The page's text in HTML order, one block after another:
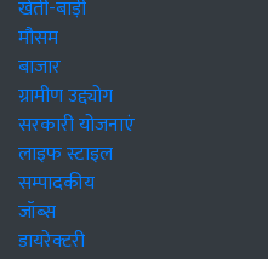
खेती-बाड़ी
मौसम
बाजार
ग्रामीण उद्द्योग
सरकारी योजनाएं
लाइफ स्टाइल
सम्पादकीय
जॉब्स
डायरेक्टरी